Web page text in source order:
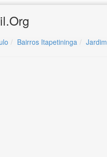
Bairros Itapetininga